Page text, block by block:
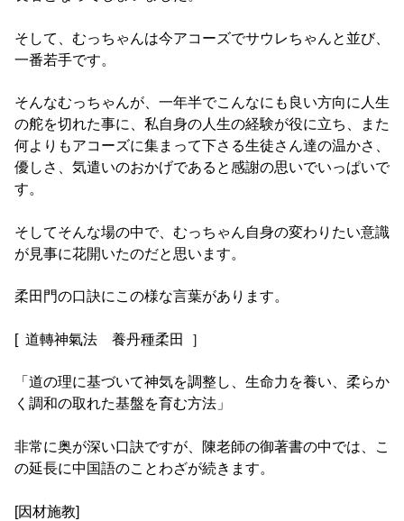
そして、むっちゃんは今アコーズでサウレちゃんと並び、
一番若手です。
そんなむっちゃんが、一年半でこんなにも良い方向に人生
の舵を切れた事に、私自身の人生の経験が役に立ち、また
何よりもアコーズに集まって下さる生徒さん達の温かさ、
優しさ、気遣いのおかげであると感謝の思いでいっぱいで
す。
そしてそんな場の中で、むっちゃん自身の変わりたい意識
が見事に花開いたのだと思います。
柔田門の口訣にこの様な言葉があります。
[ 道轉神氣法 養丹種柔田 ］
「道の理に基づいて神気を調整し、生命力を養い、柔らか
く調和の取れた基盤を育む方法」
非常に奥が深い口訣ですが、陳老師の御著書の中では、こ
の延長に中国語のことわざが続きます。
[因材施教]